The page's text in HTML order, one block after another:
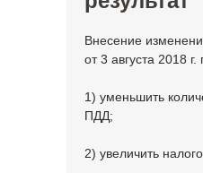
Внесение
от 3 августа 2018 г.
1) уменьшить
ПДД;
2) увеличить